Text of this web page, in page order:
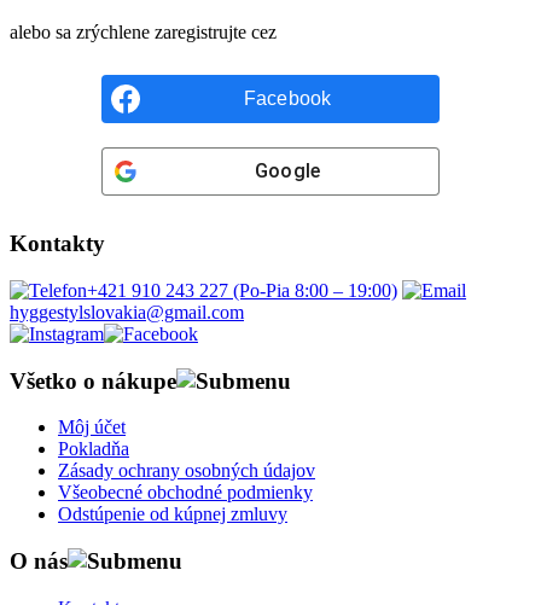
alebo sa zrýchlene zaregistrujte cez
Facebook
Google
Kontakty
+421 910 243 227 (Po-Pia 8:00 – 19:00)
hyggestylslovakia@gmail.com
Všetko o nákupe
Môj účet
Pokladňa
Zásady ochrany osobných údajov
Všeobecné obchodné podmienky
Odstúpenie od kúpnej zmluvy
O nás